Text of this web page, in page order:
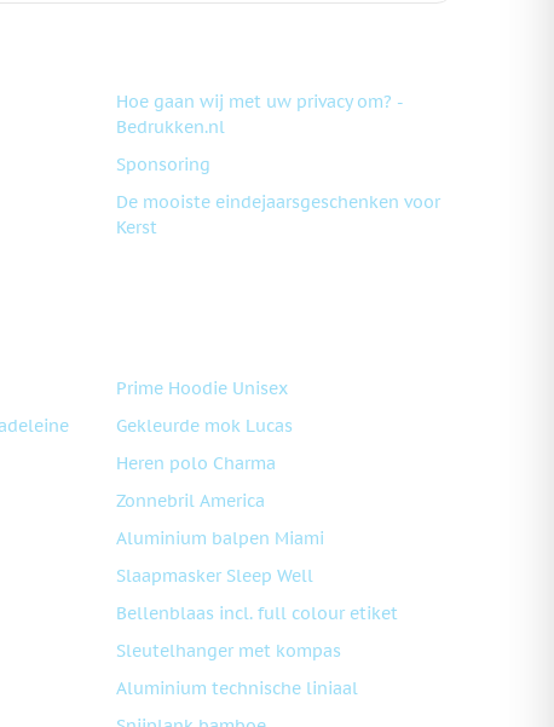
Hoe gaan wij met uw privacy om? -
Bedrukken.nl
Sponsoring
De mooiste eindejaarsgeschenken voor
Kerst
Prime Hoodie Unisex
Gekleurde mok Lucas
Heren polo Charma
Zonnebril America
Aluminium balpen Miami
Slaapmasker Sleep Well
Bellenblaas incl. full colour etiket
Sleutelhanger met kompas
Aluminium technische liniaal